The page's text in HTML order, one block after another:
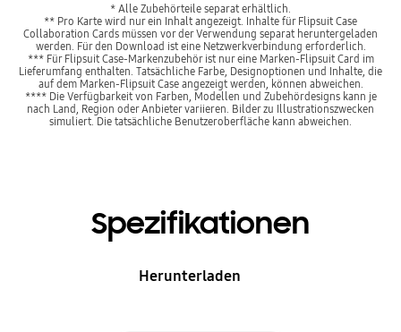
* Alle Zubehörteile separat erhältlich.
** Pro Karte wird nur ein Inhalt angezeigt. Inhalte für Flipsuit Case
Collaboration Cards müssen vor der Verwendung separat heruntergeladen
werden. Für den Download ist eine Netzwerkverbindung erforderlich.
*** Für Flipsuit Case-Markenzubehör ist nur eine Marken-Flipsuit Card im
Lieferumfang enthalten. Tatsächliche Farbe, Designoptionen und Inhalte, die
auf dem Marken-Flipsuit Case angezeigt werden, können abweichen.
**** Die Verfügbarkeit von Farben, Modellen und Zubehördesigns kann je
nach Land, Region oder Anbieter variieren. Bilder zu Illustrationszwecken
simuliert. Die tatsächliche Benutzeroberfläche kann abweichen.
Spezifikationen
Herunterladen